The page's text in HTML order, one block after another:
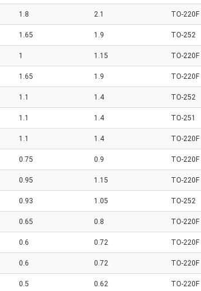
1.8 2.1 TO-220F
1.65 1.9 TO-252
1 1.15 TO-220F
1.65 1.9 TO-220F
1.1 1.4 TO-252
1.1 1.4 TO-251
1.1 1.4 TO-220F
0.75 0.9 TO-220F
0.95 1.15 TO-220F
0.93 1.05 TO-252
0.65 0.8 TO-220F
0.6 0.72 TO-220F
0.6 0.72 TO-220F
0.5 0.62 TO-220F